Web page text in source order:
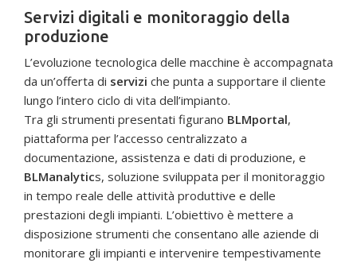
Servizi digitali e monitoraggio della
produzione
L’evoluzione tecnologica delle macchine è accompagnata
da un’offerta di servizi che punta a supportare il cliente
lungo l’intero ciclo di vita dell’impianto.
Tra gli strumenti presentati figurano BLMportal,
piattaforma per l’accesso centralizzato a
documentazione, assistenza e dati di produzione, e
BLManalytics, soluzione sviluppata per il monitoraggio
in tempo reale delle attività produttive e delle
prestazioni degli impianti. L’obiettivo è mettere a
disposizione strumenti che consentano alle aziende di
monitorare gli impianti e intervenire tempestivamente